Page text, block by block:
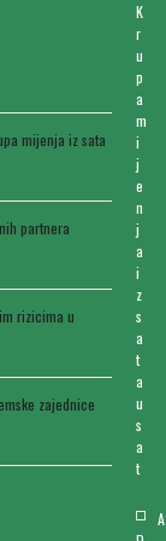
mijenja iz sata
partnera
rizicima u
zajednice
K
r
u
p
a
m
i
j
e
n
j
a
i
z
s
a
t
a
u
s
a
t
A